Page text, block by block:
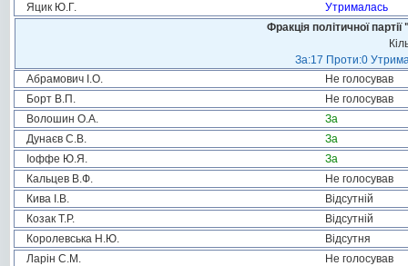
Яцик Ю.Г.
Утрималась
Фракція політичної
За:17 Проти:0
Абрамович І.О.
Не голосував
Борт В.П.
Не голосував
Волошин О.А.
За
Дунаєв С.В.
За
Іоффе Ю.Я.
За
Кальцев В.Ф.
Не голосував
Кива І.В.
Відсутній
Козак Т.Р.
Відсутній
Королевська Н.Ю.
Відсутня
Ларін С.М.
Не голосував